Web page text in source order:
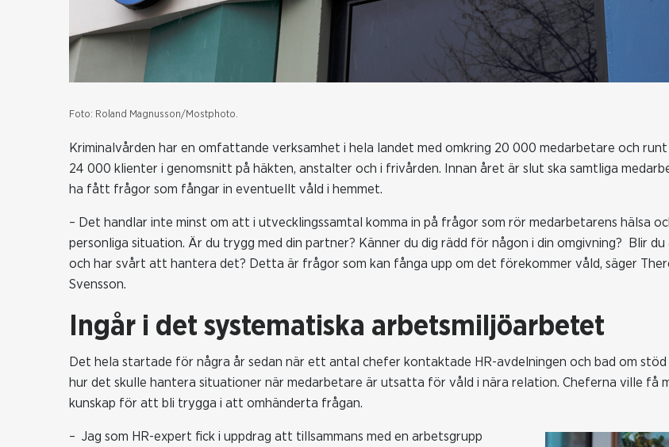
Foto: Roland Magnusson/Mostphoto.
Kriminalvården har en omfattande verksamhet i hela landet med omkring 20 000 medarbetare och runt
24 000 klienter i genomsnitt på häkten, anstalter och i frivården. Innan året är slut ska samtliga
ha fått frågor som fångar in eventuellt våld i hemmet.
– Det handlar inte minst om att i utvecklingssamtal komma in på frågor som rör medarbetarens hälsa
personliga situation. Är du trygg med din partner? Känner du dig rädd för någon i din omgivning? Blir du
och har svårt att hantera det? Detta är frågor som kan fånga upp om det förekommer våld, säger
Svensson.
Ingår i det systematiska arbetsmiljöarbetet
Det hela startade för några år sedan när ett antal chefer kontaktade HR-avdelningen och bad om stöd
hur det skulle hantera situationer när medarbetare är utsatta för våld i nära relation. Cheferna ville få
kunskap för att bli trygga i att omhänderta frågan.
– Jag som HR-expert fick i uppdrag att tillsammans med en arbetsgrupp